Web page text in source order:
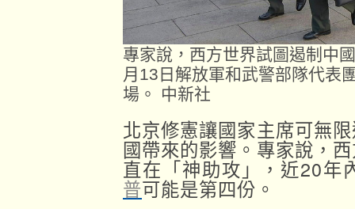
專家說，西方世界試圖遏制中
月13日解放軍和武警部隊代表
場。 中新社
北京修憲讓國家主席可無
國帶來的影響。專家說，
直在「神助攻」，近20年
普可能是第四份。